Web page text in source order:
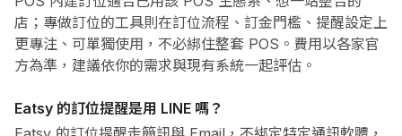
店；專做訂位的工具則在訂位流程、訂金門檻、提醒設定上
更專注、可單獨使用，不必綁住整套 POS。費用以各家官
方為準，建議依你的需求與現有系統一起評估。
Eatsy 的訂位提醒是用 LINE 嗎？